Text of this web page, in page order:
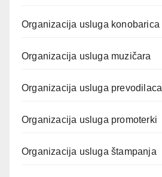
Organizacija usluga konobarica
Organizacija usluga muzičara
Organizacija usluga prevodilaca
Organizacija usluga promoterki
Organizacija usluga štampanja